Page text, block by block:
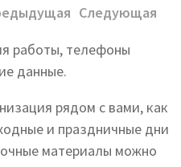
Следующая
работы, телефоны
данные.
рядом с вами, как
и праздничные дни
материалы можно